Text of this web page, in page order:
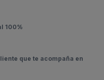
100%
que te acompaña en